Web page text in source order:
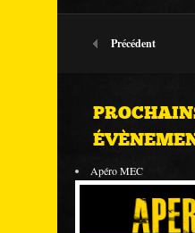
Précédent
Apéro MEC